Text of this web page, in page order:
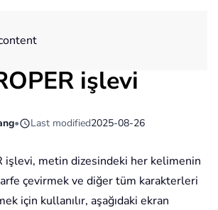
işlevi
• Last modified2025-08-26
işlevi, metin dizesindeki her kelimenin
çevirmek ve diğer tüm karakterleri
için kullanılır, aşağıdaki ekran